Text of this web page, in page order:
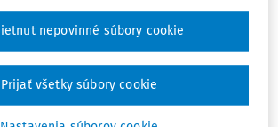
si prístup zakúpením
predplatného.
Vďaka tomu získate aj:
odborný obsah portálu
nepovinné súbory cookie
Prijať všetky súbory cookie